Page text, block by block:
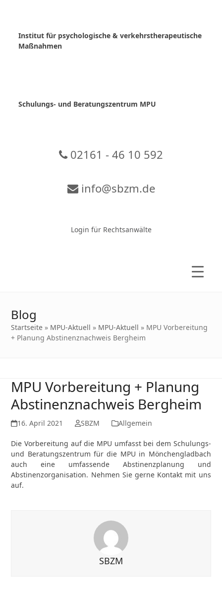
Institut für psychologische & verkehrstherapeutische
Maßnahmen
Schulungs- und Beratungszentrum MPU
02161 - 46 10 592
info@sbzm.de
Login für Rechtsanwälte
Blog
Startseite » MPU-Aktuell » MPU-Aktuell » MPU Vorbereitung
+ Planung Abstinenznachweis Bergheim
MPU Vorbereitung + Planung
Abstinenznachweis Bergheim
16. April 2021 SBZM Allgemein
Die Vorbereitung auf die MPU umfasst bei dem Schulungs-
und Beratungszentrum für die MPU in Mönchengladbach
auch eine umfassende Abstinenzplanung und
Abstinenzorganisation. Nehmen Sie gerne Kontakt mit uns
auf.
SBZM